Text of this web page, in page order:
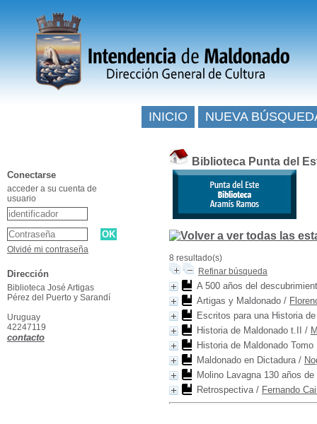
Biblioteca Punta del
8 resultado(s)
Refinar búsqueda
A 500 años del
Artigas y Maldonado /
Escritos para una Historia
Historia de Maldonado t.II
/
Historia de Maldonado Tomo
Maldonado en Dictadura/
Molino Lavagna 130 años
Retrospectiva/ Fernando
INICIO NUEVA
Conectarse
acceder a su cuenta de
usuario
Olvidé mi contraseña
Dirección
Biblioteca José Artigas
Pérez del Puerto y Sarandí
Uruguay
42247119
contacto